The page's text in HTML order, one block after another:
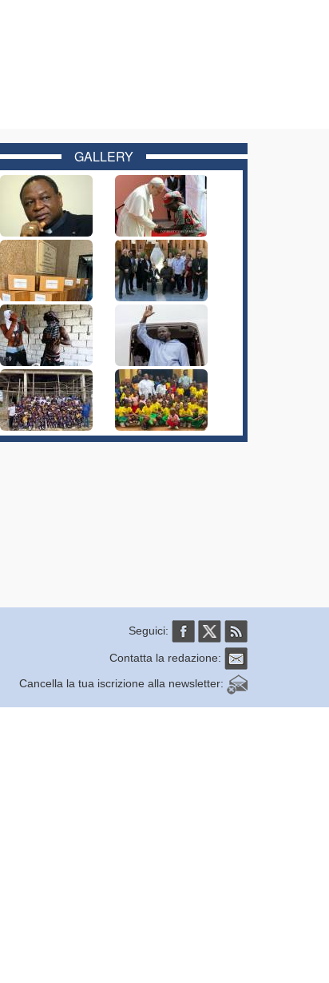
GALLERY
Seguici:
Contatta la redazione:
Cancella la tua iscrizione alla newsletter: